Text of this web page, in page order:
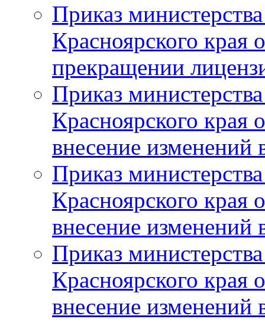
Приказ
Красноярского
прекращении
Приказ
Красноярского
внесение изменений
Приказ
Красноярского
внесение изменений
Приказ
Красноярского
внесение изменений